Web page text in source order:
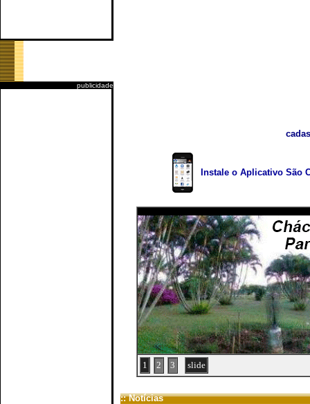
publicidade
Instale o Aplicativo São
1 2 3 slide
:: Notícias